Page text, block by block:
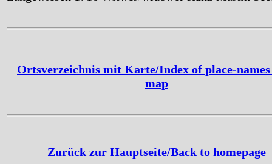
Ortsverzeichnis mit Karte/Index of place-
map
Zurück zur Hauptseite/Back to homepage